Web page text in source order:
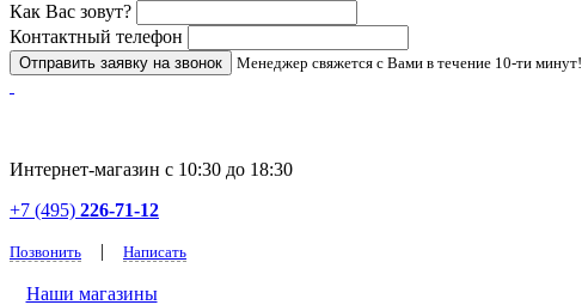
Как Вас зовут?
Контактный телефон
Менеджер свяжется с Вами в течение 10-ти минут!
Интернет-магазин с 10:30 до 18:30
+7 (495) 226-71-12
Позвонить | Написать
Наши магазины